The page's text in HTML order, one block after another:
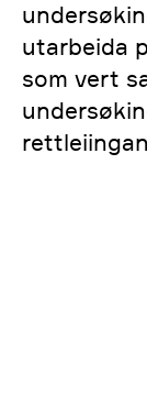
utarbeida
som vert